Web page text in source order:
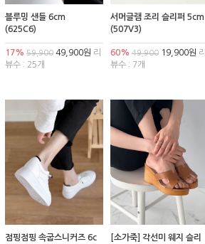
블루밍 샌들 6cm
(625C6)
17% 59,900 49,900원 리
뷰수 : 25개
서머글램 조리 슬리퍼 5cm
(507V3)
60% 49,90019,900원 리
뷰수 : 7개
점핑점핑 속굽스니커즈 6c
[소가죽] 각선미 웨지 슬리